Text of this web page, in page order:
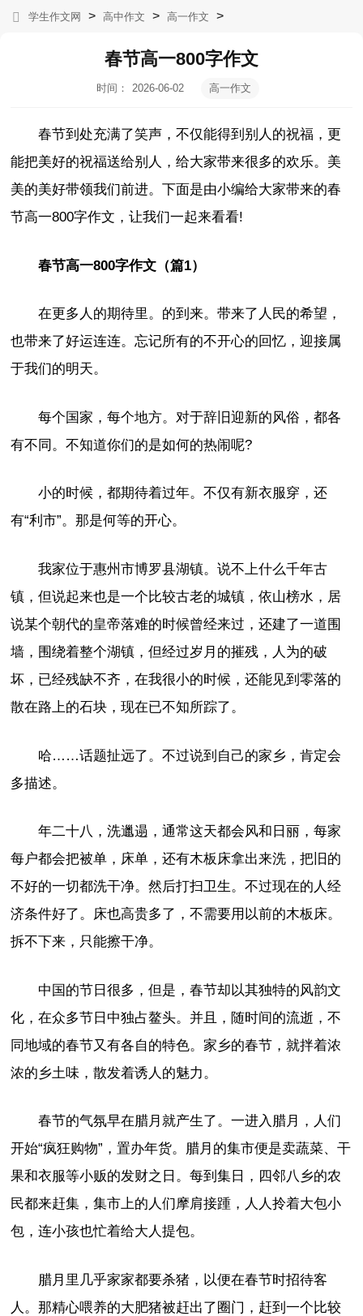
学生作文网 > 高中作文 > 高一作文 >
春节高一800字作文
时间：
2026-06-02
高一作文
春节到处充满了笑声，不仅能得到别人的祝福，更
能把美好的祝福送给别人，给大家带来很多的欢乐。美
美的美好带领我们前进。下面是由小编给大家带来的春
节高一800字作文，让我们一起来看看!
春节高一800字作文（篇1）
在更多人的期待里。的到来。带来了人民的希望，
也带来了好运连连。忘记所有的不开心的回忆，迎接属
于我们的明天。
每个国家，每个地方。对于辞旧迎新的风俗，都各
有不同。不知道你们的是如何的热闹呢?
小的时候，都期待着过年。不仅有新衣服穿，还
有“利市”。那是何等的开心。
我家位于惠州市博罗县湖镇。说不上什么千年古
镇，但说起来也是一个比较古老的城镇，依山榜水，居
说某个朝代的皇帝落难的时候曾经来过，还建了一道围
墙，围绕着整个湖镇，但经过岁月的摧残，人为的破
坏，已经残缺不齐，在我很小的时候，还能见到零落的
散在路上的石块，现在已不知所踪了。
哈……话题扯远了。不过说到自己的家乡，肯定会
多描述。
年二十八，洗邋遢，通常这天都会风和日丽，每家
每户都会把被单，床单，还有木板床拿出来洗，把旧的
不好的一切都洗干净。然后打扫卫生。不过现在的人经
济条件好了。床也高贵多了，不需要用以前的木板床。
拆不下来，只能擦干净。
中国的节日很多，但是，春节却以其独特的风韵文
化，在众多节日中独占鳌头。并且，随时间的流逝，不
同地域的春节又有各自的特色。家乡的春节，就拌着浓
浓的乡土味，散发着诱人的魅力。
春节的气氛早在腊月就产生了。一进入腊月，人们
开始“疯狂购物”，置办年货。腊月的集市便是卖蔬菜、干
果和衣服等小贩的发财之日。每到集日，四邻八乡的农
民都来赶集，集市上的人们摩肩接踵，人人拎着大包小
包，连小孩也忙着给大人提包。
腊月里几乎家家都要杀猪，以便在春节时招待客
人。那精心喂养的大肥猪被赶出了圈门，赶到一个比较